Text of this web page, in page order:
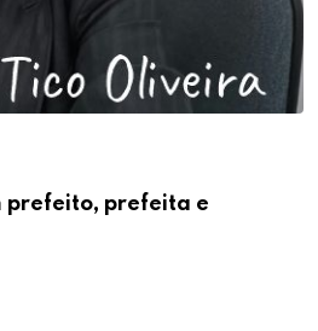
prefeito, prefeita e